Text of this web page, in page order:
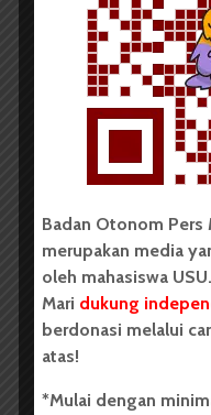
Doa
Sosialisasi
Badan Otonom Pers
merupakan media
oleh mahasiswa USU.
Mari dukung
berdonasi melalui
atas!
*Mulai dengan